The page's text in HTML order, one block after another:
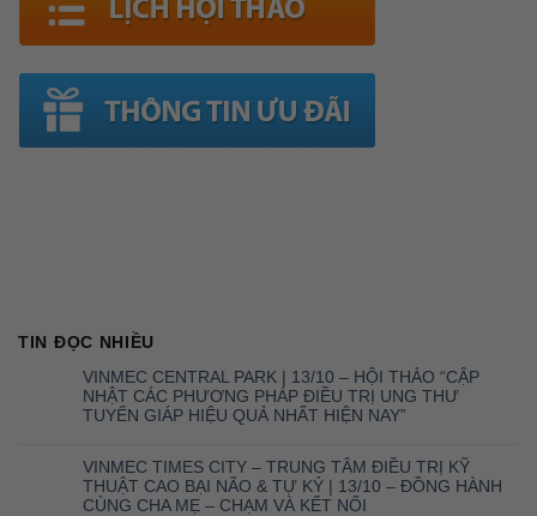
TIN ĐỌC NHIỀU
VINMEC CENTRAL PARK | 13/10 – HỘI THẢO “CẬP
NHẬT CÁC PHƯƠNG PHÁP ĐIỀU TRỊ UNG THƯ
TUYẾN GIÁP HIỆU QUẢ NHẤT HIỆN NAY”
VINMEC TIMES CITY – TRUNG TÂM ĐIỀU TRỊ KỸ
THUẬT CAO BẠI NÃO & TỰ KỶ | 13/10 – ĐỒNG HÀNH
CÙNG CHA MẸ – CHẠM VÀ KẾT NỐI